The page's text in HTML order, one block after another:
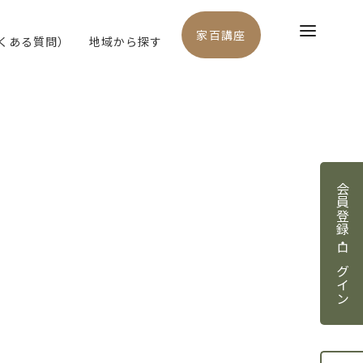
会員登録・ログイン
ある質問） 地域から探す 家百講座